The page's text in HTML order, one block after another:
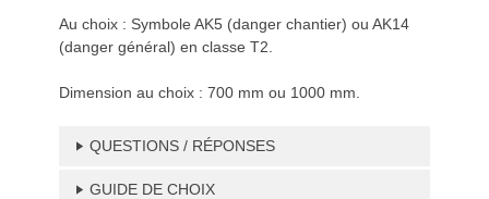
Au choix : Symbole AK5 (danger chantier) ou AK14
(danger général) en classe T2.
Dimension au choix : 700 mm ou 1000 mm.
QUESTIONS / RÉPONSES
GUIDE DE CHOIX